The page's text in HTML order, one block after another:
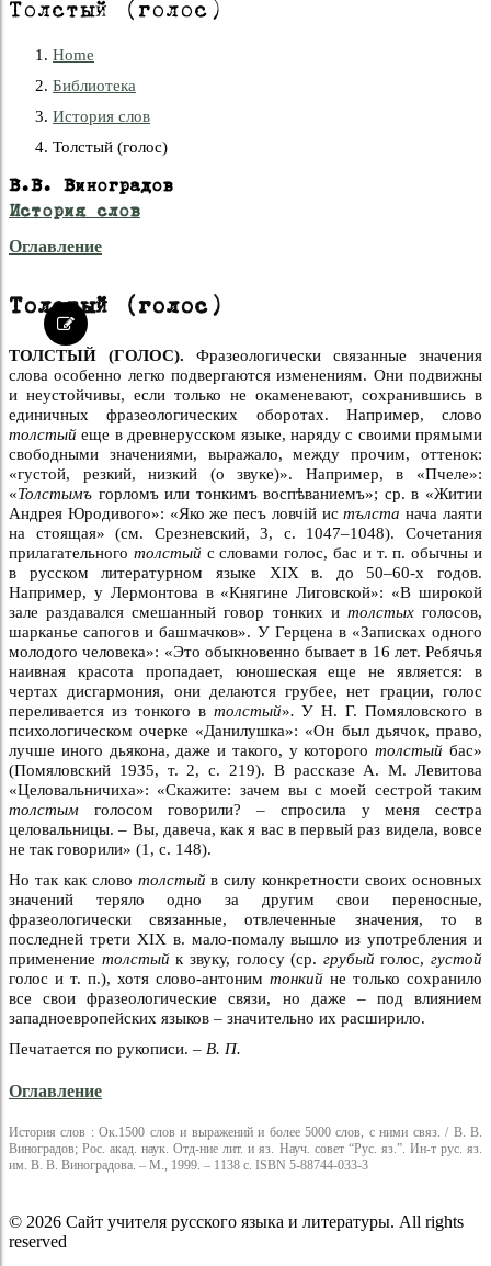
Толстый (голос)
Home
Библиотека
История слов
Толстый (голос)
В.В. Виноградов
История слов
Оглавление
Толстый (голос)
ТОЛСТЫЙ (ГОЛОС). Фразеологически связанные значения
слова особенно легко подвергаются изменениям. Они подвижны
и неустойчивы, если только не окаменевают, сохранившись в
единичных фразеологических оборотах. Например, слово
толстый еще в древнерусском языке, наряду с своими прямыми
свободными значениями, выражало, между прочим, оттенок:
«густой, резкий, низкий (о звуке)». Например, в «Пчеле»:
«Толстымъ горломъ или тонкимъ воспѣваниемъ»; ср. в «Житии
Андрея Юродивого»: «Яко же песъ ловчiй истълста нача лаяти
на стоящая» (см. Срезневский, 3, с. 1047–1048). Сочетания
прилагательного толстыйс словами голос, бас и т. п. обычны и
в русском литературном языке XIX в. до 50–60-х годов.
Например, у Лермонтова в «Княгине Лиговской»: «В широкой
зале раздавался смешанный говор тонких и толстыхголосов,
шарканье сапогов и башмачков». У Герцена в «Записках одного
молодого человека»: «Это обыкновенно бывает в 16 лет. Ребячья
наивная красота пропадает, юношеская еще не является: в
чертах дисгармония, они делаются грубее, нет грации, голос
переливается из тонкого в толстый». У Н. Г. Помяловского в
психологическом очерке «Данилушка»: «Он был дьячок, право,
лучше иного дьякона, даже и такого, у котороготолстый бас»
(Помяловский 1935, т. 2, с. 219). В рассказе А. М. Левитова
«Целовальничиха»: «Скажите: зачем вы с моей сестрой таким
толстым голосом говорили? – спросила у меня сестра
целовальницы. – Вы, давеча, как я вас в первый раз видела, вовсе
не так говорили» (1, с. 148).
Но так как слово толстыйв силу конкретности своих основных
значений теряло одно за другим свои переносные,
фразеологически связанные, отвлеченные значения, то в
последней трети XIX в. мало-помалу вышло из употребления и
применение толстыйк звуку, голосу (ср. грубыйголос, густой
голос и т. п.), хотя слово-антоним тонкий не только сохранило
все свои фразеологические связи, но даже – под влиянием
западноевропейских языков – значительно их расширило.
Печатается по рукописи. – В. П.
Оглавление
История слов : Ок.1500 слов и выражений и более 5000 слов, с ними связ. / В. В.
Виноградов; Рос. акад. наук. Отд-ние лит. и яз. Науч. совет “Рус. яз.”. Ин-т рус. яз.
им. В. В. Виноградова. – М., 1999. – 1138 с. ISBN 5-88744-033-3
© 2026 Сайт учителя русского языка и литературы. All rights
reserved